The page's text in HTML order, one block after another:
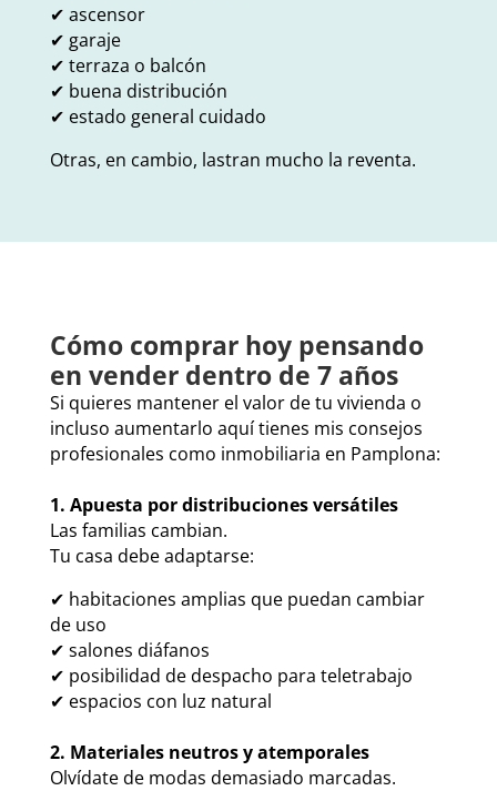
✔ ascensor
✔ garaje
✔ terraza o balcón
✔ buena distribución
✔ estado general cuidado
Otras, en cambio, lastran mucho la reventa.
Cómo comprar hoy pensando
en vender dentro de 7 años
Si quieres mantener el valor de tu vivienda o
incluso aumentarlo aquí tienes mis consejos
profesionales como inmobiliaria en Pamplona:
1. Apuesta por distribuciones versátiles
Las familias cambian.
Tu casa debe adaptarse:
✔ habitaciones amplias que puedan cambiar
de uso
✔ salones diáfanos
✔ posibilidad de despacho para teletrabajo
✔ espacios con luz natural
2. Materiales neutros y atemporales
Olvídate de modas demasiado marcadas.